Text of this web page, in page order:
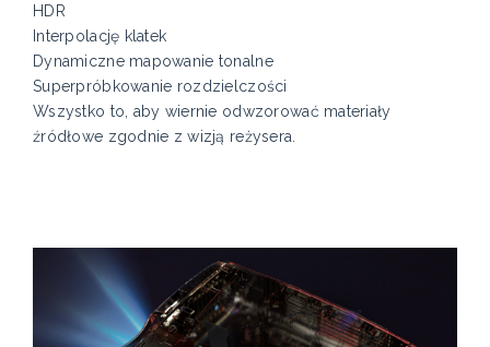
HDR
Interpolację klatek
Dynamiczne mapowanie tonalne
Superpróbkowanie rozdzielczości
Wszystko to, aby wiernie odwzorować materiały
źródłowe zgodnie z wizją reżysera.